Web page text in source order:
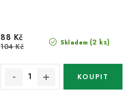
Skladem (2 ks)
88 Kč
104 Kč